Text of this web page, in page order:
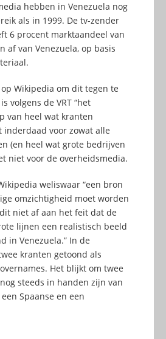
hebben in Venezuela nog
als in 1999. De tv-zender
6 procent marktaandeel van
af van Venezuela, op basis
op Wikipedia om dit tegen te
volgens de VRT “het
van heel wat kranten
inderdaad voor zowat alle
(en heel wat grote bedrijven
niet voor de overheidsmedia.
weliswaar “een bron
omzichtigheid moet worden
niet af aan het feit dat de
lijnen een realistisch beeld
in Venezuela.” In de
kranten getoond als
Het blijkt om twee
steeds in handen zijn van
Spaanse en een